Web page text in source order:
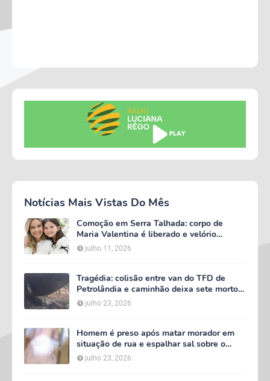
Notícias Mais Vistas Do Mês
Comoção em Serra Talhada: corpo de
Maria Valentina é liberado e velório
começa às 5h deste domingo
julho 11, 2026
Tragédia: colisão entre van do TFD de
Petrolândia e caminhão deixa sete mortos
em Floresta
julho 23, 2026
Homem é preso após matar morador em
situação de rua e espalhar sal sobre o
corpo em Serra Talhada
julho 23, 2026